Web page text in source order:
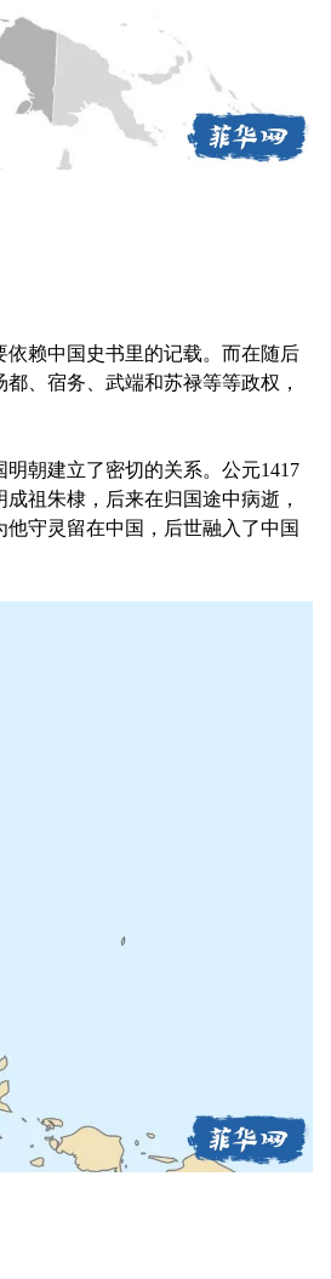
赖中国史书里的记载。而在随后
、宿务、武端和苏禄等等政权，
朝建立了密切的关系。公元1417
祖朱棣，后来在归国途中病逝，
守灵留在中国，后世融入了中国